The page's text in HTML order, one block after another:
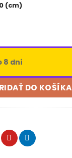
(cm)
8 dní
DO KOŠÍKA